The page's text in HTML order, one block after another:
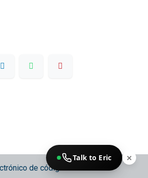
de código abierto
Talk to Eric ✕